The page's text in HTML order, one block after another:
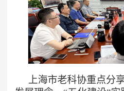
上海市老科协重点分